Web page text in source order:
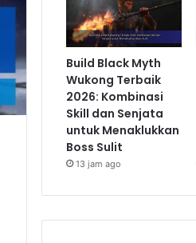
Build Black Myth
Wukong Terbaik
2026: Kombinasi
Skill dan Senjata
untuk Menaklukkan
Boss Sulit
13 jam ago